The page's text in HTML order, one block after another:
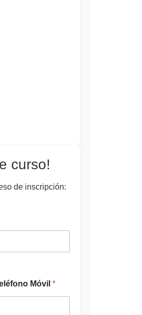
curso!
de inscripción:
Móvil *
n